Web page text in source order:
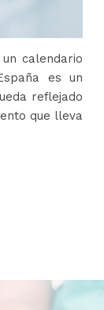
calendario
es un
reflejado
que lleva